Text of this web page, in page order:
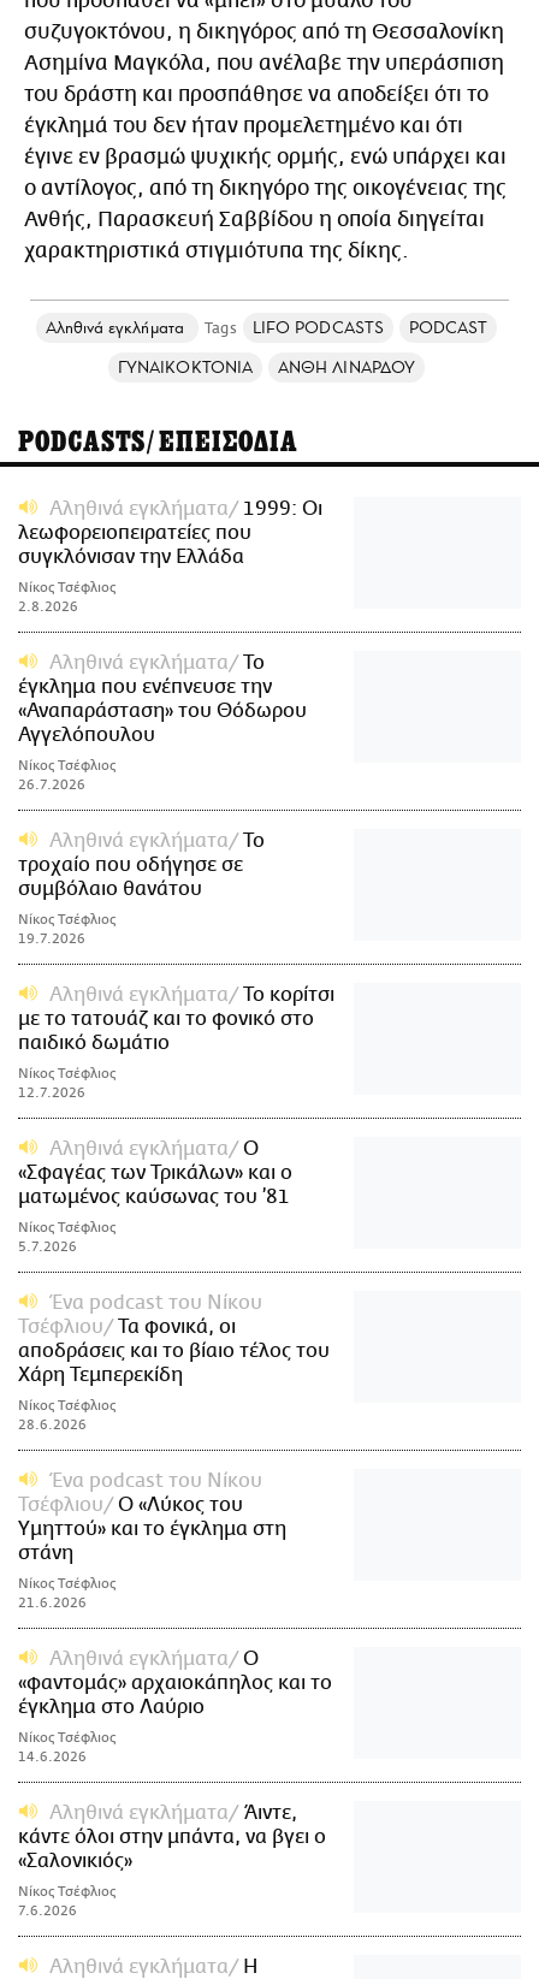
συζυγοκτόνου, η δικηγόρος από τη Θεσσαλονίκη
Ασημίνα Μαγκόλα, που ανέλαβε την υπεράσπιση
του δράστη και προσπάθησε να αποδείξει ότι το
έγκλημά του δεν ήταν προμελετημένο και ότι
έγινε εν βρασμώ ψυχικής ορμής, ενώ υπάρχει και
ο αντίλογος, από τη δικηγόρο της οικογένειας της
Ανθής, Παρασκευή Σαββίδου η οποία διηγείται
χαρακτηριστικά στιγμιότυπα της δίκης.
Αληθινά εγκλήματα LIFO PODCASTS
PODCAST
ΓΥΝΑΙΚΟΚΤΟΝΙΑ
ΑΝΘΗ ΛΙΝΑΡΔΟΥ
PODCASTS/ΕΠΕΙΣΟΔΙΑ
Αληθινά εγκλήματα
1999: Οι
λεωφορειοπειρατείες που
συγκλόνισαν την Ελλάδα
Νίκος Τσέφλιος
2.8.2026
Αληθινά εγκλήματα
Το
έγκλημα που ενέπνευσε την
«Αναπαράσταση» του Θόδωρου
Αγγελόπουλου
Νίκος Τσέφλιος
26.7.2026
Αληθινά εγκλήματα
Το
τροχαίο που οδήγησε σε
συμβόλαιο θανάτου
Νίκος Τσέφλιος
19.7.2026
Αληθινά εγκλήματα
Το κορίτσι
με το τατουάζ και το φονικό στο
παιδικό δωμάτιο
Νίκος Τσέφλιος
12.7.2026
Αληθινά εγκλήματα
Ο
«Σφαγέας των Τρικάλων» και ο
ματωμένος καύσωνας του ’81
Νίκος Τσέφλιος
5.7.2026
Ένα podcast του Νίκου
Τσέφλιου
Τα φονικά, οι
αποδράσεις και το βίαιο τέλος του
Χάρη Τεμπερεκίδη
Νίκος Τσέφλιος
28.6.2026
Ένα podcast του Νίκου
Τσέφλιου
Ο «Λύκος του
Υμηττού» και το έγκλημα στη
στάνη
Νίκος Τσέφλιος
21.6.2026
Αληθινά εγκλήματα
Ο
«φαντομάς» αρχαιοκάπηλος και το
έγκλημα στο Λαύριο
Νίκος Τσέφλιος
14.6.2026
Αληθινά εγκλήματα
Άιντε,
κάντε όλοι στην μπάντα, να βγει ο
«Σαλονικιός»
Νίκος Τσέφλιος
7.6.2026
Αληθινά εγκλήματα
Η